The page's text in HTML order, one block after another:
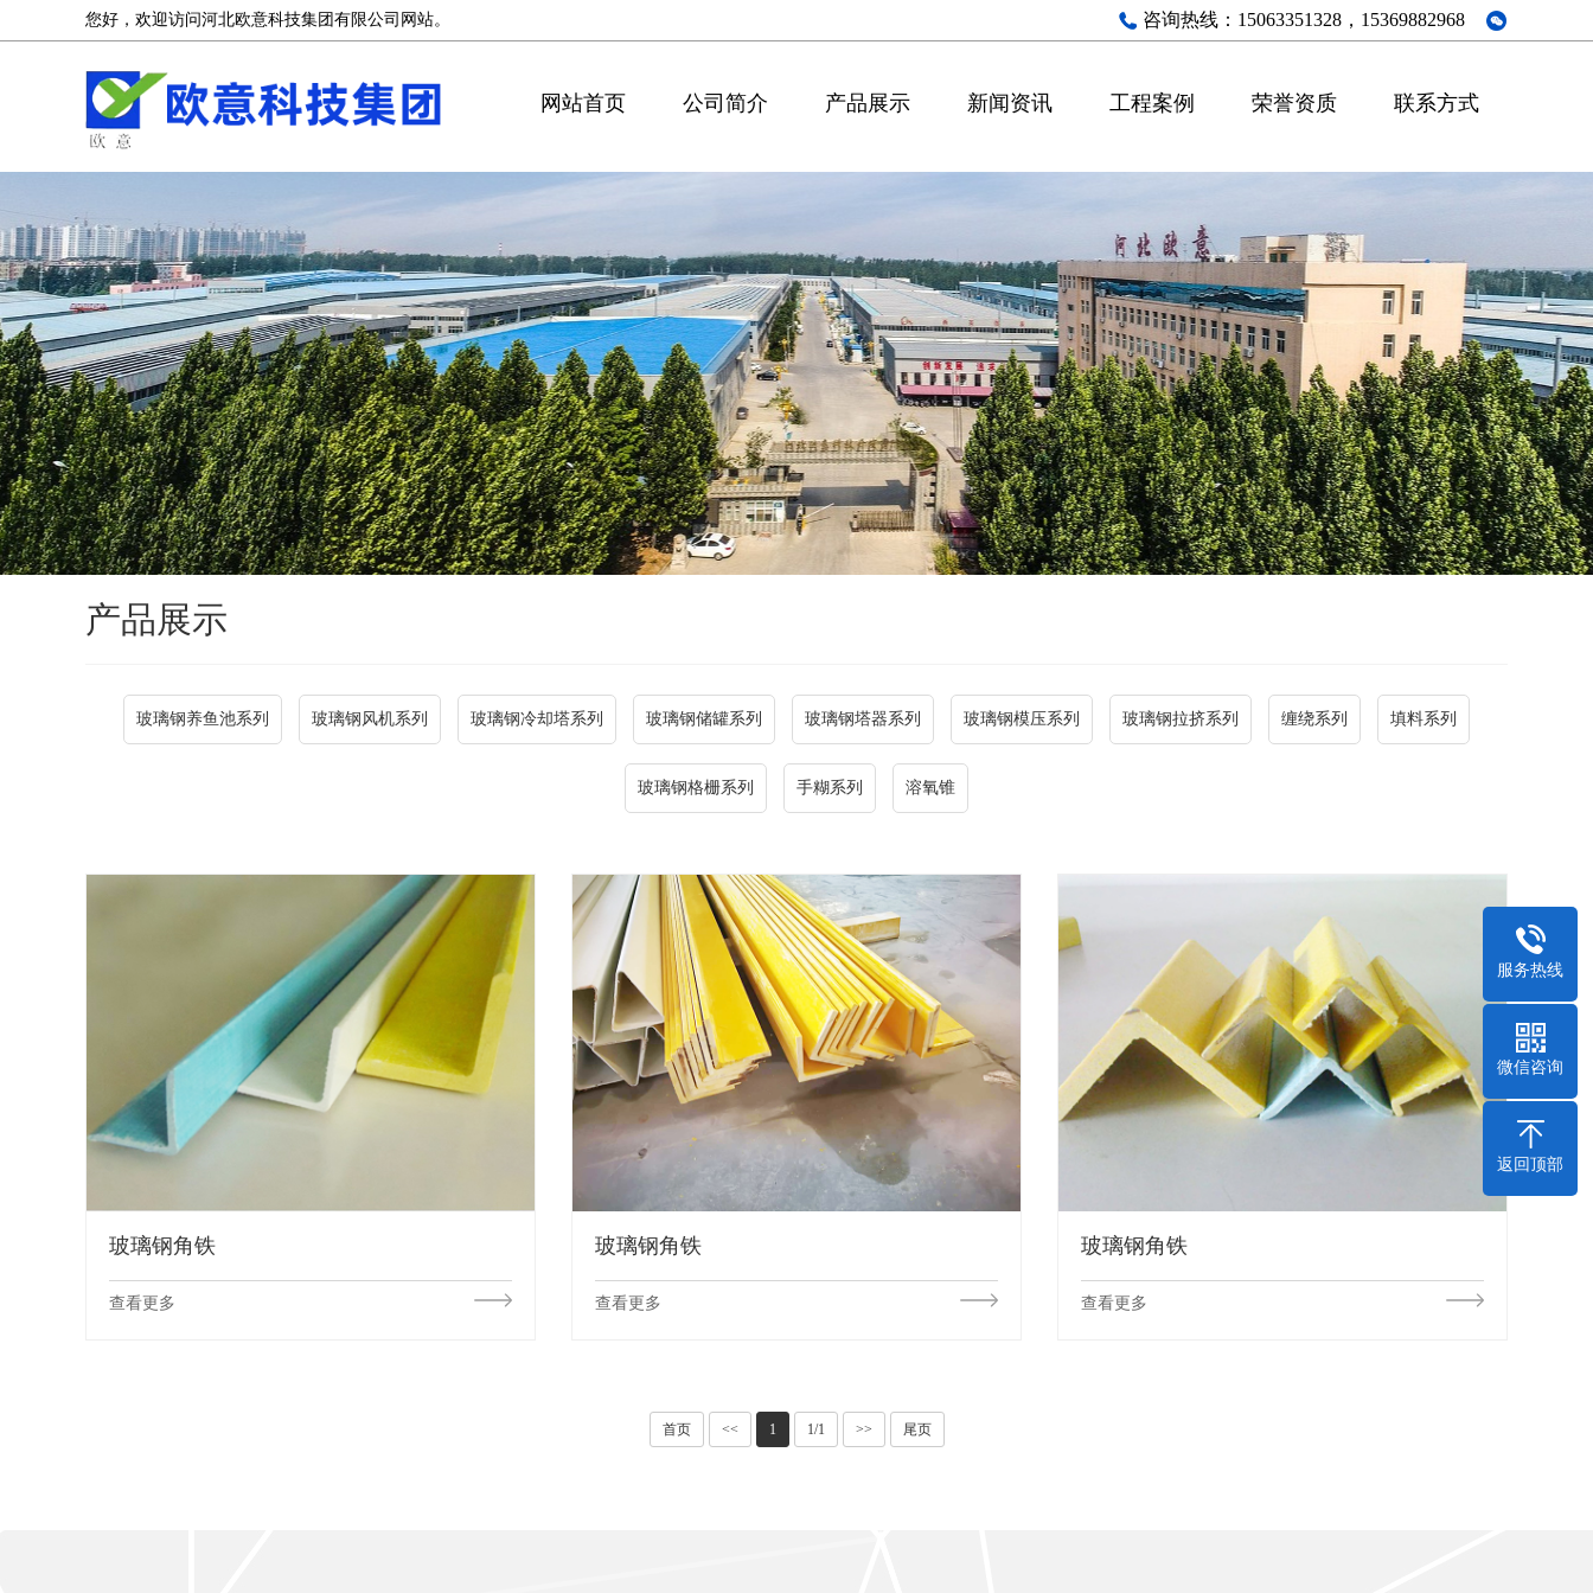
您好，欢迎访问河北欧意科技集团有限公司网站。 咨询热线： 15063351328，15369882968
网站首页 公司简介 产品展示 新闻资讯 工程案例 荣誉资质 联系方式
产品展示
玻璃钢养鱼池系列 玻璃钢风机系列 玻璃钢冷却塔系列 玻璃钢储罐系列 玻璃钢塔器系列 玻璃钢模压系列 玻璃钢拉挤系列 缠绕系列 填料系列
玻璃钢格栅系列 手糊系列 溶氧锥
玻璃钢角铁
查看更多
玻璃钢角铁
查看更多
玻璃钢角铁
查看更多
首页 << 1 1/1 >> 尾页
服务热线
微信咨询
返回顶部